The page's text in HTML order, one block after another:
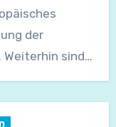
der
sind